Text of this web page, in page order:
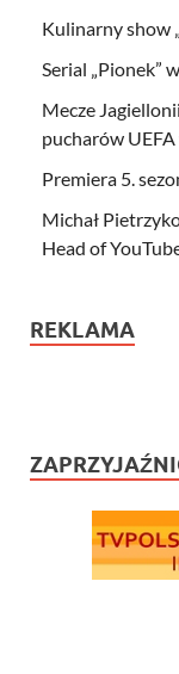
Kulinarny show
Serial „Pionek”
Mecze
pucharów
Premiera 5.
Michał
Head of
REKLAMA